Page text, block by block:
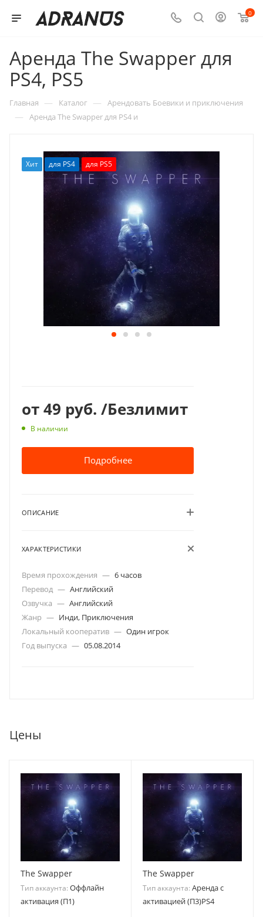
0
Аренда The Swapper для
PS4, PS5
Главная — Каталог — Арендовать Боевики и приключения
— Аренда The Swapper для PS4 и
Хит для PS4 для PS5
от49 руб. /Безлимит
В наличии
Подробнее
ОПИСАНИЕ
ХАРАКТЕРИСТИКИ
Время прохождения — 6 часов
Перевод — Английский
Озвучка — Английский
Жанр — Инди, Приключения
Локальный кооператив — Один игрок
Год выпуска — 05.08.2014
Цены
The Swapper
Тип аккаунта: Оффлайн
активация (П1)
The Swapper
Тип аккаунта: Аренда с
активацией (П3)PS4